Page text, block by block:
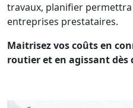
travaux, planifier
entreprises prestataires.
Maitrisez vos coûts en
routier et en agissant dès